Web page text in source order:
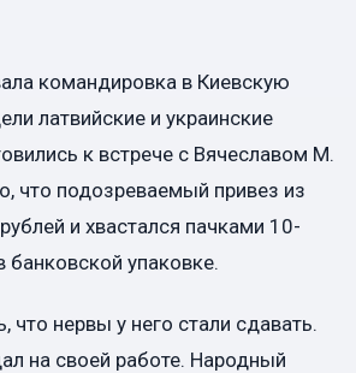
командировка в Киевскую
латвийские и украинские
к встрече с Вячеславом М.
что подозреваемый привез из
и хвастался пачками 10-
упаковке.
что нервы у него стали сдавать.
на своей работе. Народный